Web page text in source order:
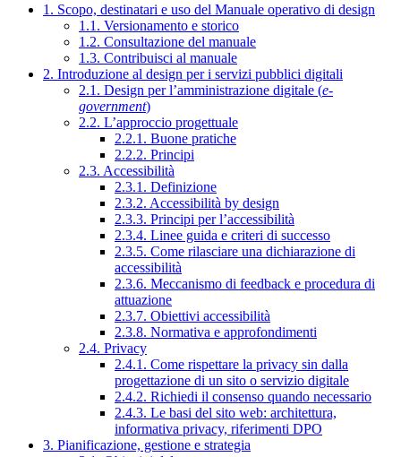
1. Scopo, destinatari e uso del Manuale operativo di design
1.1. Versionamento e storico
1.2. Consultazione del manuale
1.3. Contribuisci al manuale
2. Introduzione al design per i servizi pubblici digitali
2.1. Design per l’amministrazione digitale (e-
government)
2.2. L’approccio progettuale
2.2.1. Buone pratiche
2.2.2. Principi
2.3. Accessibilità
2.3.1. Definizione
2.3.2. Accessibilità by design
2.3.3. Principi per l’accessibilità
2.3.4. Linee guida e criteri di successo
2.3.5. Come rilasciare una dichiarazione di
accessibilità
2.3.6. Meccanismo di feedback e procedura di
attuazione
2.3.7. Obiettivi accessibilità
2.3.8. Normativa e approfondimenti
2.4. Privacy
2.4.1. Come rispettare la privacy sin dalla
progettazione di un sito o servizio digitale
2.4.2. Richiedi il consenso quando necessario
2.4.3. Le basi del sito web: architettura,
informativa privacy, riferimenti DPO
3. Pianificazione, gestione e strategia